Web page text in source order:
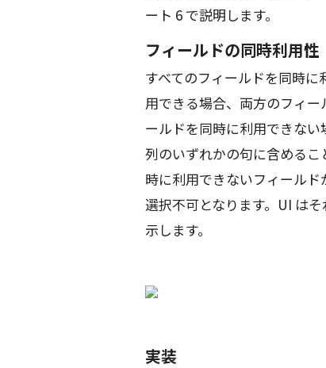
ート 6 で説明します。
フィールドの同時利用性
すべてのフィールドを同時
用できる場合、両方のフィー
ールドを同時に利用できな
列のいずれかの句に含める
時に利用できないフィール
選択不可となります。UI は
示します。
実装